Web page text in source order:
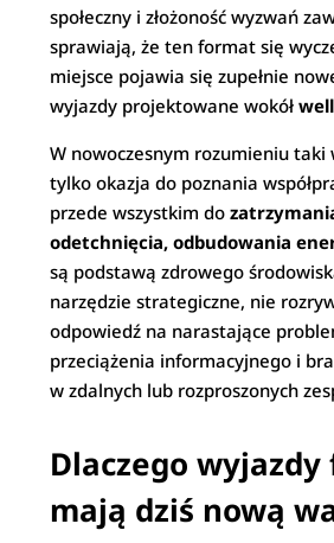
społeczny i złożoność wyzwań
sprawiają, że ten format się
miejsce pojawia się zupełnie
wyjazdy projektowane wokół
W nowoczesnym rozumieniu taki
tylko okazja do poznania
przede wszystkim do
odetchnięcia, odbudowania
są podstawą zdrowego
narzędzie strategiczne, nie
odpowiedź na narastające
przeciążenia informacyjnego i
w zdalnych lub rozproszonych
Dlaczego
mają dziś nową